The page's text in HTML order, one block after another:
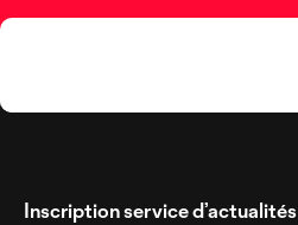
Inscription service d’actualités